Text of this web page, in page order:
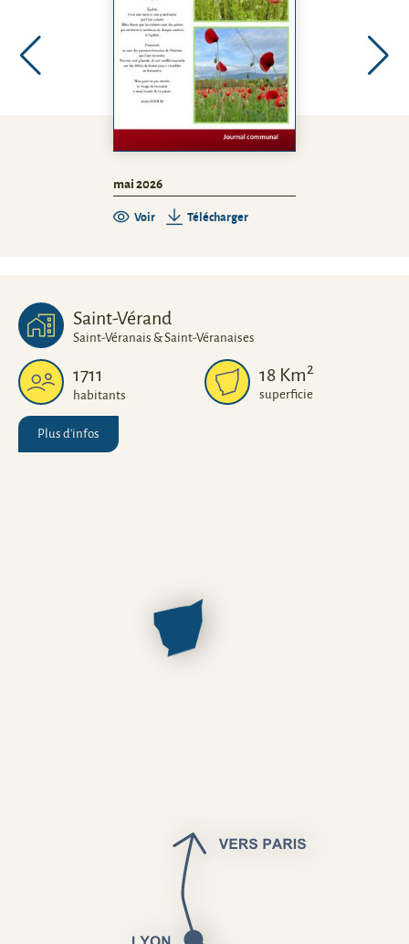
mai 2026
Voir Télécharger
Saint-Vérand
Saint-Véranais & Saint-Véranaises
1711
habitants
18 Km2
superficie
Plus d'infos